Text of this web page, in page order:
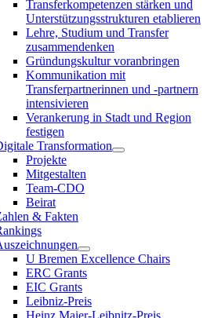
Transferkompetenzen stärken und
Unterstützungsstrukturen etablieren
Lehre, Studium und Transfer
zusammendenken
Gründungskultur voranbringen
Kommunikation mit
Transferpartnerinnen und -partnern
intensivieren
Verankerung in Stadt und Region
festigen
Transformation
Projekte
Mitgestalten
Team-CDO
Beirat
& Fakten
U Bremen Excellence Chairs
ERC Grants
EIC Grants
Leibniz-Preis
Heinz Maier-Leibnitz-Preis